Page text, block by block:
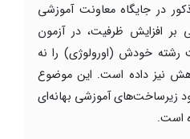
در جایگاه معاونت آموزشی
بر افزایش ظرفیت، در آزمون
۱۴۰۴، ظرفیت رشته خودش (اورولوژی) را نه
نیز داده است. این موضوع
زیرساخت‌های آموزشی بهانه‌ای
است.